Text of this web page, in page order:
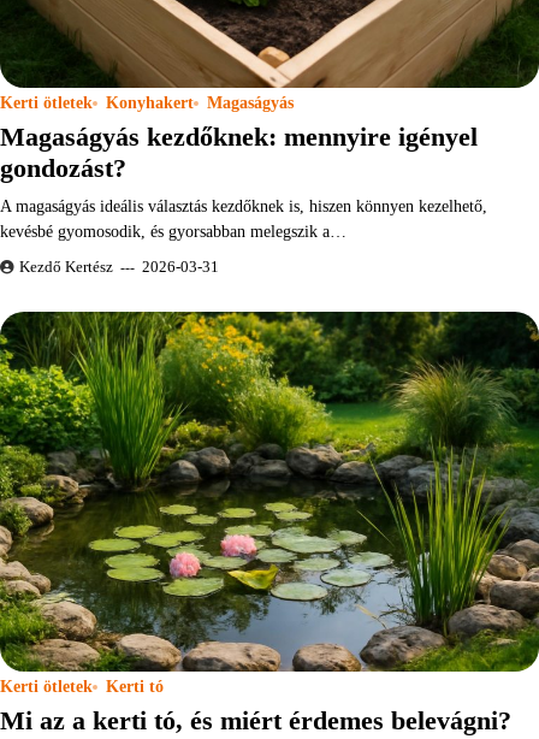
Kerti ötletek Konyhakert Magaságyás
Magaságyás kezdőknek: mennyire igényel
gondozást?
A magaságyás ideális választás kezdőknek is, hiszen könnyen kezelhető,
kevésbé gyomosodik, és gyorsabban melegszik a…
Kezdő Kertész 2026-03-31
Kerti ötletek Kerti tó
Mi az a kerti tó, és miért érdemes belevágni?